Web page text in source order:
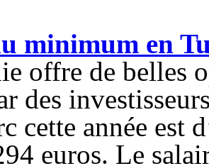
minimum en
offre de belles
des
cette année est
euros. Le